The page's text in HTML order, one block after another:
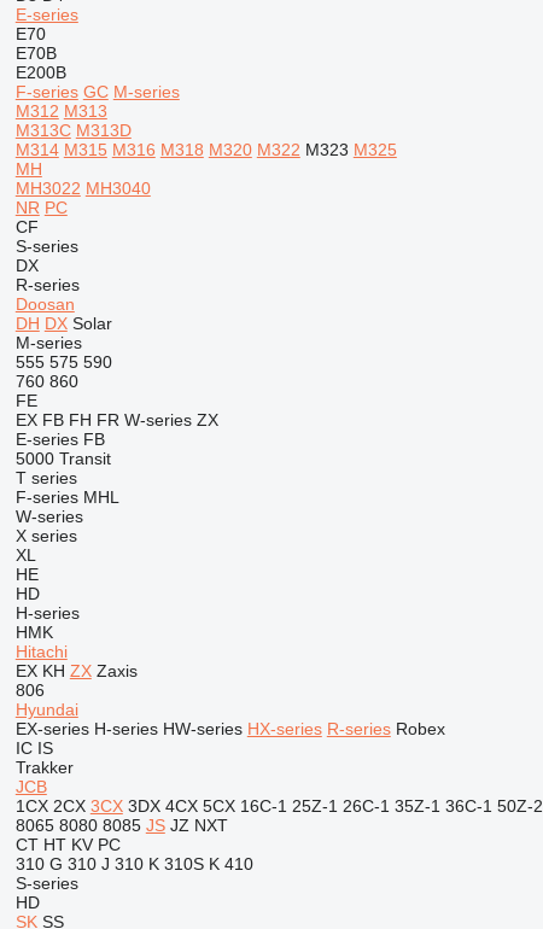
E-series
E70
E70B
E200B
F-series GC M-series
M312 M313
M313C M313D
M314 M315 M316 M318 M320 M322 M323 M325
MH
MH3022 MH3040
NR PC
CF
S-series
DX
R-series
Doosan
DH DX Solar
M-series
555 575 590
760 860
FE
EX FB FH FR W-series ZX
E-series FB
5000 Transit
T series
F-series MHL
W-series
X series
XL
HE
HD
H-series
HMK
Hitachi
EX KH ZX Zaxis
806
Hyundai
EX-series H-series HW-series HX-series R-series Robex
IC IS
Trakker
JCB
1CX 2CX 3CX 3DX 4CX 5CX 16C-1 25Z-1 26C-1 35Z-1 36C-1 50Z-2
8065 8080 8085 JS JZ NXT
CT HT KV PC
310 G 310 J 310 K 310S K 410
S-series
HD
SK SS